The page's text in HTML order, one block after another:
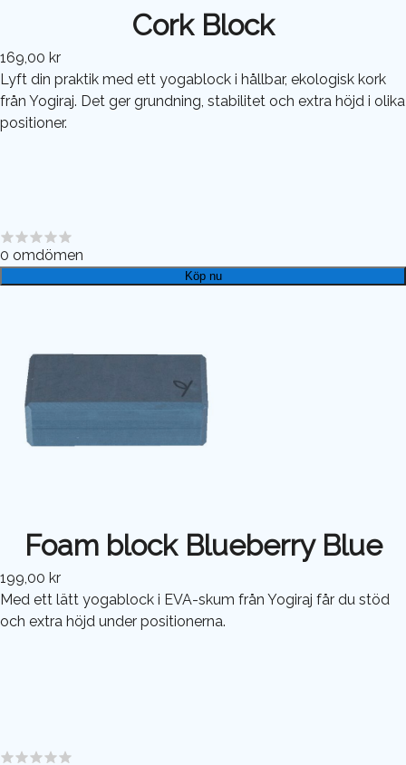
Cork Block
169,00 kr
Lyft din praktik med ett yogablock i hållbar, ekologisk kork
från Yogiraj. Det ger grundning, stabilitet och extra höjd i olika
positioner.
0 omdömen
Köp nu
Foam block Blueberry Blue
199,00 kr
Med ett lätt yogablock i EVA-skum från Yogiraj får du stöd
och extra höjd under positionerna.